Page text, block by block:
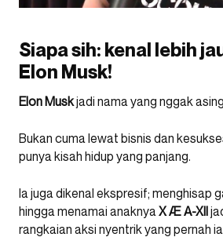
Siapa sih: kenal lebih
Elon Musk!
Elon Muskjadi nama yang nggak
Bukan cuma lewat bisnis dan
punya kisah hidup yang panjang.
Ia juga dikenal ekspresif; menghisap
hingga menamai anaknyaX Æ A-XII
rangkaian aksi nyentrik yang pernah